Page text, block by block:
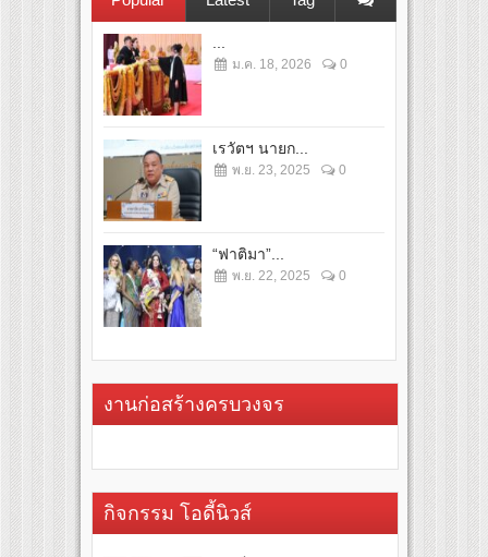
ม.ค. 18, 2026 0
เรวัตฯ นายก...
พ.ย. 23, 2025 0
“ฟาติมา”...
พ.ย. 22, 2025 0
งานก่อสร้างครบวงจร
กิจกรรม โอดี้นิวส์